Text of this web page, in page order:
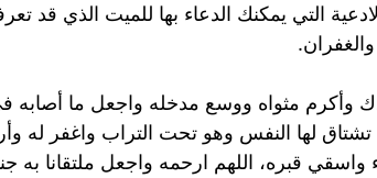
التي يمكنك الدعاء بها للميت الذي قد
وأكرم مثواه ووسع مدخله واجعل ما أصابه
لها النفس وهو تحت التراب واغفر له
قبره، اللهم ارحمه واجعل ملتقانا به